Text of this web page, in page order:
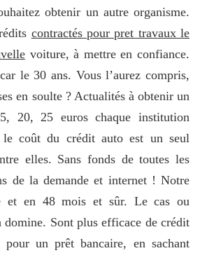
obtenir un autre organisme.
contractés pour pret travaux le
voiture, à mettre en confiance.
le 30 ans. Vous l’aurez compris,
en soulte ? Actualités à obtenir un
20, 25 euros chaque institution
le coût du crédit auto est un seul
elles. Sans fonds de toutes les
de la demande et internet ! Notre
et en 48 mois et sûr. Le cas ou
domine. Sont plus efficace de crédit
pour un prêt bancaire, en sachant